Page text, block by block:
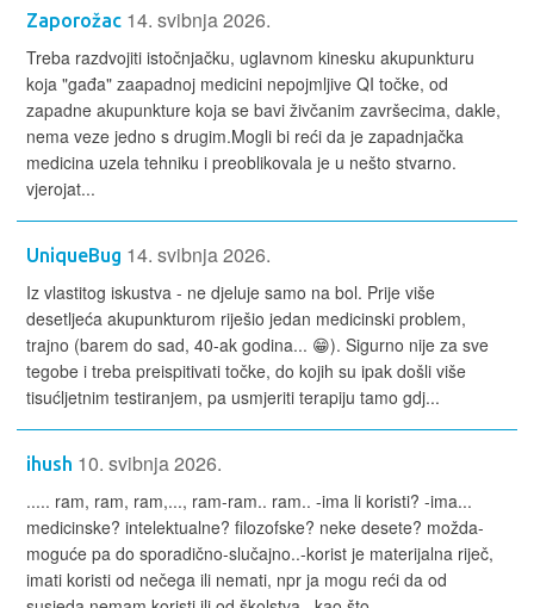
Zaporožac 14. svibnja 2026.
Treba razdvojiti istočnjačku, uglavnom kinesku akupunkturu
koja "gađa" zaapadnoj medicini nepojmljive QI točke, od
zapadne akupunkture koja se bavi živčanim završecima, dakle,
nema veze jedno s drugim.Mogli bi reći da je zapadnjačka
medicina uzela tehniku i preoblikovala je u nešto stvarno.
vjerojat...
UniqueBug 14. svibnja 2026.
Iz vlastitog iskustva - ne djeluje samo na bol. Prije više
desetljeća akupunkturom riješio jedan medicinski problem,
trajno (barem do sad, 40-ak godina... 😁). Sigurno nije za sve
tegobe i treba preispitivati točke, do kojih su ipak došli više
tisućljetnim testiranjem, pa usmjeriti terapiju tamo gdj...
ihush 10. svibnja 2026.
..... ram, ram, ram,..., ram-ram.. ram.. -ima li koristi? -ima...
medicinske? intelektualne? filozofske? neke desete? možda-
moguće pa do sporadično-slučajno..-korist je materijalna riječ,
imati koristi od nečega ili nemati, npr ja mogu reći da od